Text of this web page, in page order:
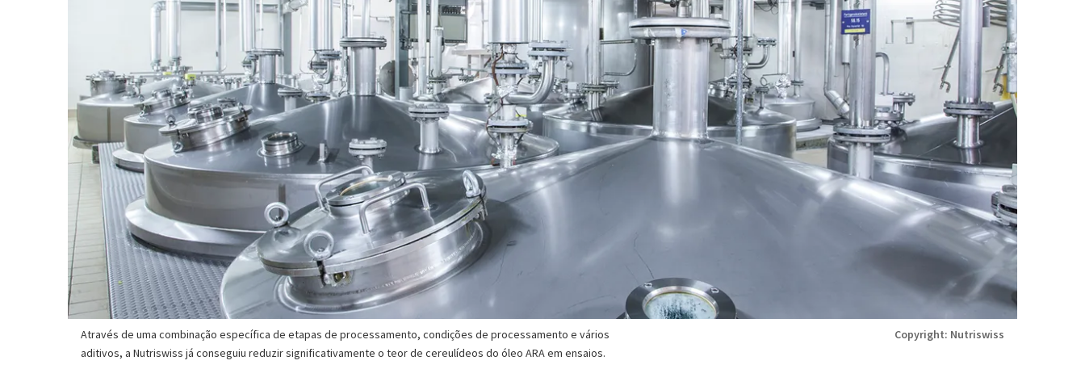
Através de uma combinação específica de etapas de processamento, condições de processamento e vários
aditivos, a Nutriswiss já conseguiu reduzir significativamente o teor de cereulídeos do óleo ARA em ensaios.
Copyright: Nutriswiss